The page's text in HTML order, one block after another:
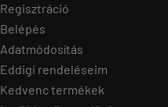
Regisztráció
Belépés
Adatmódosítás
Eddigi rendeléseim
Kedvenc termékek